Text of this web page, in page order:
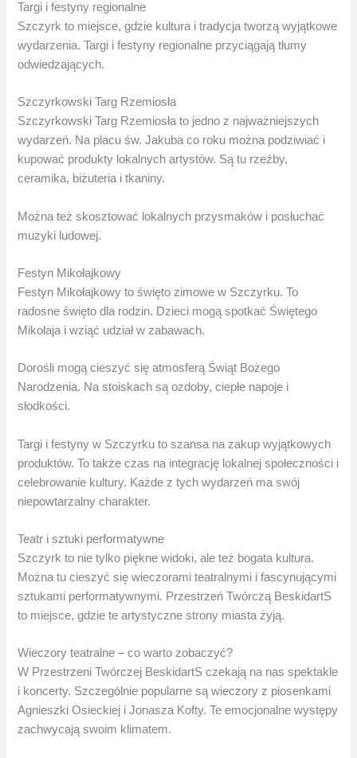
Targi i festyny regionalne
Szczyrk to miejsce, gdzie kultura i tradycja tworzą wyjątkowe
wydarzenia. Targi i festyny regionalne przyciągają tłumy
odwiedzających.
Szczyrkowski Targ Rzemiosła
Szczyrkowski Targ Rzemiosła to jedno z najważniejszych
wydarzeń. Na placu św. Jakuba co roku można podziwiać i
kupować produkty lokalnych artystów. Są tu rzeźby,
ceramika, biżuteria i tkaniny.
Można też skosztować lokalnych przysmaków i posłuchać
muzyki ludowej.
Festyn Mikołajkowy
Festyn Mikołajkowy to święto zimowe w Szczyrku. To
radosne święto dla rodzin. Dzieci mogą spotkać Świętego
Mikołaja i wziąć udział w zabawach.
Dorośli mogą cieszyć się atmosferą Świąt Bożego
Narodzenia. Na stoiskach są ozdoby, ciepłe napoje i
słodkości.
Targi i festyny w Szczyrku to szansa na zakup wyjątkowych
produktów. To także czas na integrację lokalnej społeczności i
celebrowanie kultury. Każde z tych wydarzeń ma swój
niepowtarzalny charakter.
Teatr i sztuki performatywne
Szczyrk to nie tylko piękne widoki, ale też bogata kultura.
Można tu cieszyć się wieczorami teatralnymi i fascynującymi
sztukami performatywnymi. Przestrzeń Twórczą BeskidartS
to miejsce, gdzie te artystyczne strony miasta żyją.
Wieczory teatralne – co warto zobaczyć?
W Przestrzeni Twórczej BeskidartS czekają na nas spektakle
i koncerty. Szczególnie popularne są wieczory z piosenkami
Agnieszki Osieckiej i Jonasza Kofty. Te emocjonalne występy
zachwycają swoim klimatem.